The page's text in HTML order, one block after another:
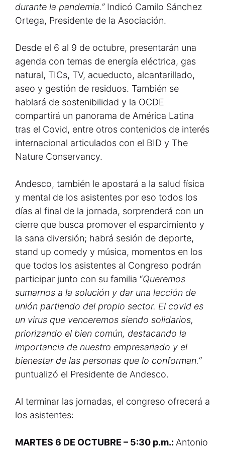
durante la pandemia.” Indicó Camilo Sánchez
Ortega, Presidente de la Asociación.
Desde el 6 al 9 de octubre, presentarán una
agenda con temas de energía eléctrica, gas
natural, TICs, TV, acueducto, alcantarillado,
aseo y gestión de residuos. También se
hablará de sostenibilidad y la OCDE
compartirá un panorama de América Latina
tras el Covid, entre otros contenidos de interés
internacional articulados con el BID y The
Nature Conservancy.
Andesco, también le apostará a la salud física
y mental de los asistentes por eso todos los
días al final de la jornada, sorprenderá con un
cierre que busca promover el esparcimiento y
la sana diversión; habrá sesión de deporte,
stand up comedy y música, momentos en los
que todos los asistentes al Congreso podrán
participar junto con su familia “Queremos
sumarnos a la solución y dar una lección de
unión partiendo del propio sector. El covid es
un virus que venceremos siendo solidarios,
priorizando el bien común, destacando la
importancia de nuestro empresariado y el
bienestar de las personas que lo conforman.”
puntualizó el Presidente de Andesco.
Al terminar las jornadas, el congreso ofrecerá a
los asistentes:
MARTES 6 DE OCTUBRE – 5:30 p.m.: Antonio